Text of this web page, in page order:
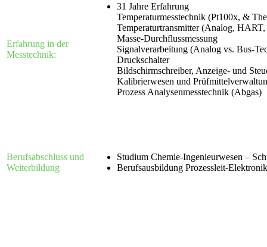
Erfahrung in der
Messtechnik:
31 Jahre Erfahrung
Temperaturmesstechnik (Pt100x, &
Temperaturtransmitter (Analog,
Masse-Durchflussmessung
Signalverarbeitung (Analog vs. Bus-
Druckschalter
Bildschirmschreiber, Anzeige- und
Kalibrierwesen und
Prozess Analysenmesstechnik (Abgas)
Berufsabschluss und
Weiterbildung
Studium Chemie-Ingenieurwesen –
Berufsausbildung Prozessleit-